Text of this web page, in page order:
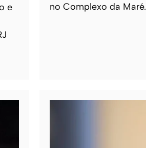
e
no Complexo da Maré.